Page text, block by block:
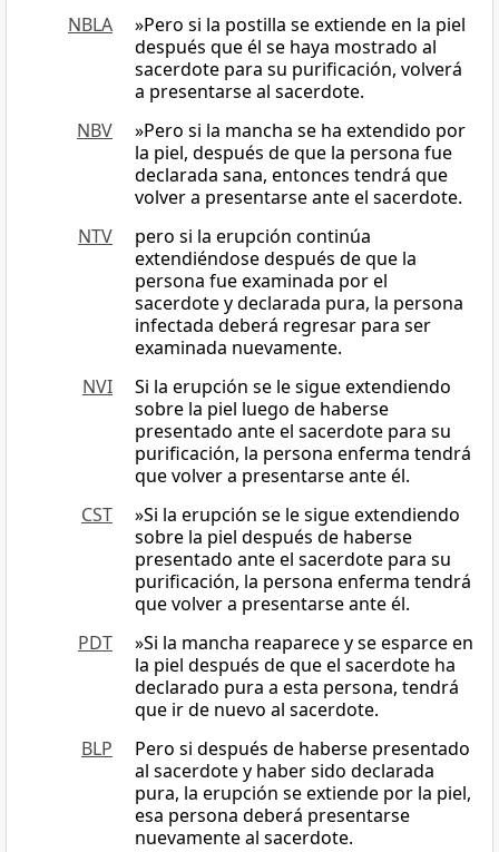
NBLA
»Pero si la postilla se extiende en la piel
después que él se haya mostrado al
sacerdote para su purificación, volverá
a presentarse al sacerdote.
NBV
»Pero si la mancha se ha extendido por
la piel, después de que la persona fue
declarada sana, entonces tendrá que
volver a presentarse ante el sacerdote.
NTV
pero si la erupción continúa
extendiéndose después de que la
persona fue examinada por el
sacerdote y declarada pura, la persona
infectada deberá regresar para ser
examinada nuevamente.
NVI
Si la erupción se le sigue extendiendo
sobre la piel luego de haberse
presentado ante el sacerdote para su
purificación, la persona enferma tendrá
que volver a presentarse ante él.
CST
»Si la erupción se le sigue extendiendo
sobre la piel después de haberse
presentado ante el sacerdote para su
purificación, la persona enferma tendrá
que volver a presentarse ante él.
PDT
»Si la mancha reaparece y se esparce en
la piel después de que el sacerdote ha
declarado pura a esta persona, tendrá
que ir de nuevo al sacerdote.
BLP
Pero si después de haberse presentado
al sacerdote y haber sido declarada
pura, la erupción se extiende por la piel,
esa persona deberá presentarse
nuevamente al sacerdote.